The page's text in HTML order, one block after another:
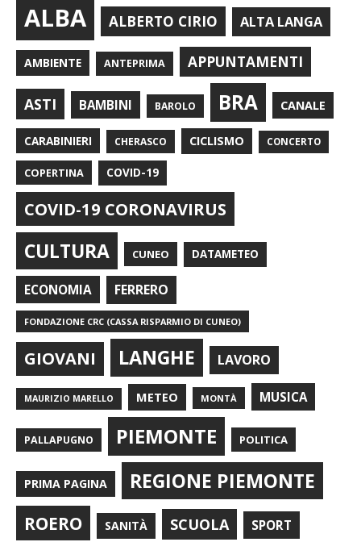
ALBA ALBERTO CIRIO ALTA LANGA
AMBIENTE ANTEPRIMA APPUNTAMENTI
ASTI BAMBINI BAROLO BRA CANALE
CARABINIERI CHERASCO CICLISMO CONCERTO
COPERTINA COVID-19
COVID-19 CORONAVIRUS
CULTURA CUNEO DATAMETEO
ECONOMIA FERRERO
FONDAZIONE CRC (CASSA RISPARMIO DI CUNEO)
GIOVANI LANGHE LAVORO
MAURIZIO MARELLO METEO MONTÀ MUSICA
PALLAPUGNO PIEMONTE POLITICA
PRIMA PAGINA REGIONE PIEMONTE
ROERO SANITÀ SCUOLA SPORT